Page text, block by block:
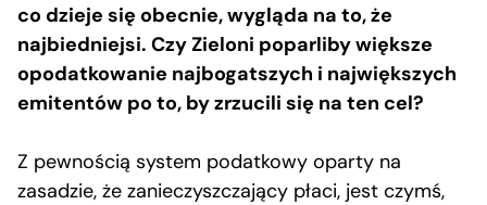
co dzieje się obecnie, wygląda na to, że
najbiedniejsi. Czy Zieloni poparliby większe
opodatkowanie najbogatszych i największych
emitentów po to, by zrzucili się na ten cel?
Z pewnością system podatkowy oparty na
zasadzie, że zanieczyszczający płaci, jest czymś,